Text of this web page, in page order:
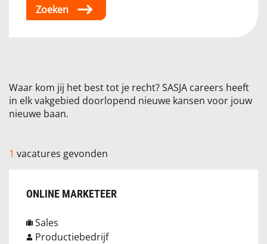
Zoeken
Waar kom jij het best tot je recht? SASJA careers heeft
in elk vakgebied doorlopend nieuwe kansen voor jouw
nieuwe baan.
1 vacatures gevonden
ONLINE MARKETEER
Sales
Productiebedrijf